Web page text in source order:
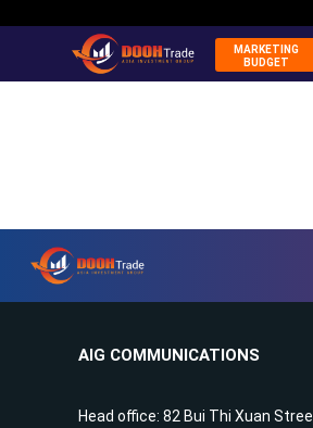
MARKETING
BUDGET
AIG COMMUNICATIONS
Head office: 82 Bui Thi Xuan